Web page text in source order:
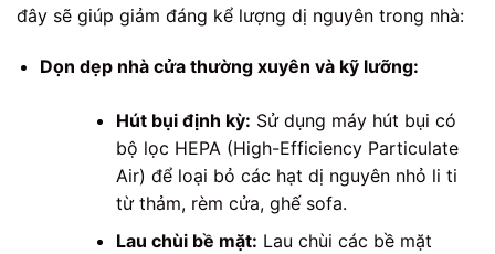
đây sẽ giúp giảm đáng kể lượng dị nguyên trong nhà:
Dọn dẹp nhà cửa thường xuyên và kỹ lưỡng:
Hút bụi định kỳ: Sử dụng máy hút bụi có
bộ lọc HEPA (High-Efficiency Particulate
Air) để loại bỏ các hạt dị nguyên nhỏ li ti
từ thảm, rèm cửa, ghế sofa.
Lau chùi bề mặt: Lau chùi các bề mặt